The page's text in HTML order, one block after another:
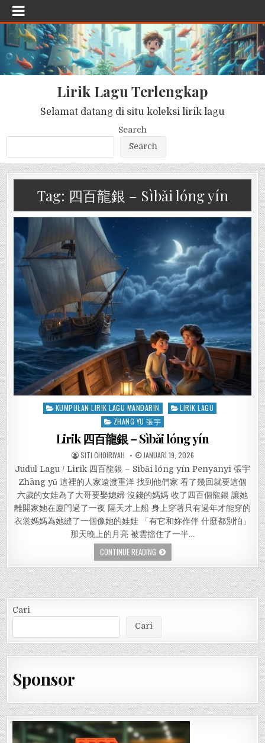
Lirik Lagu Terlengkap
Selamat datang di situ koleksi lirik lagu
Search
Search
Tag: 四百龍銀 – Sìbǎi lóng yín
Posted
KUMPULAN LIRIK LAGU MANDARIN
LIRIK LAGU
ZHANG YU 張宇
Lirik 四百龍銀 – Sìbǎi lóng yín
SITI CHOIRIYAH JANUARI 19, 2026
Judul Lagu / Lirik 四百龍銀 – Sìbǎi lóng yín Penyanyi 張宇
Zhāng yǔ 這裡的人家遠渡重洋 找到他們家 看了幾回就要這個
六歲的女娃為了大哥要娶媳婦 沒錢的媽媽 收了四百個龍銀 讓她
離開家她在廈門過了一夜 隔天才上船 身上穿著只有過年才能穿的
衣裳媽媽為她縫了一個像她的娃娃 「有它和妳作伴 什麼都別怕」
那天晚上的月亮 被雲擋住了一半…
CONTINUE READING
Cari
Cari
Sponsor